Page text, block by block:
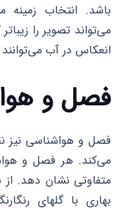
باشد. انتخاب
می‌تواند تصویر را
انعکاس در آب
فصل و
فصل و هواشناسی نیز
می‌کند. هر فصل و
متفاوتی نشان دهد. از
بهاری با گلهای